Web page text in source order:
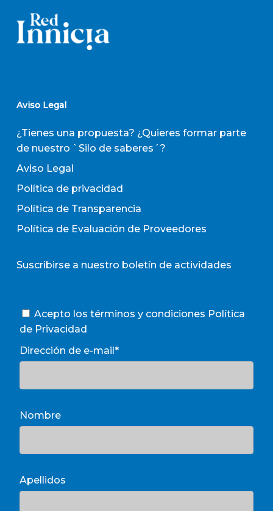
Aviso Legal
¿Tienes una propuesta? ¿Quieres formar parte
de nuestro `Silo de saberes´?
Aviso Legal
Política de privacidad
Política de Transparencia
Política de Evaluación de Proveedores
Suscribirse a nuestro boletín de actividades
Acepto los términos y condiciones Política
de Privacidad
Dirección de e-mail*
Nombre
Apellidos